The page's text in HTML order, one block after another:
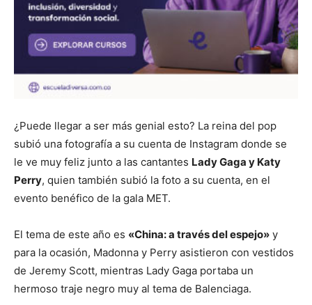
¿Puede llegar a ser más genial esto? La reina del pop
subió una fotografía a su cuenta de Instagram donde se
le ve muy feliz junto a las cantantes Lady Gaga y Katy
Perry, quien también subió la foto a su cuenta, en el
evento benéfico de la gala MET.
El tema de este año es «China: a través del espejo» y
para la ocasión, Madonna y Perry asistieron con vestidos
de Jeremy Scott, mientras Lady Gaga portaba un
hermoso traje negro muy al tema de Balenciaga.